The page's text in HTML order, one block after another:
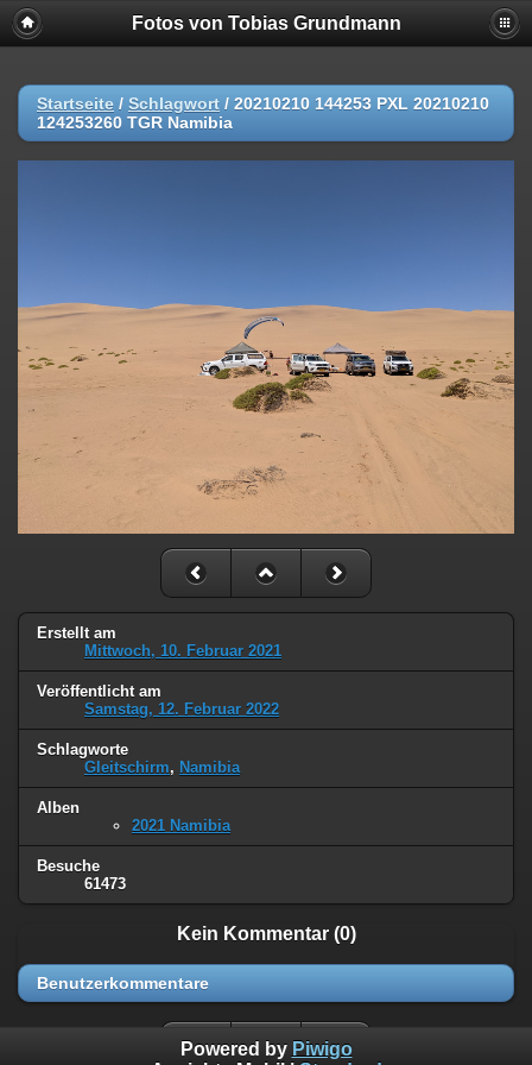
Fotos von Tobias Grundmann
Startseite / Schlagwort / 20210210 144253 PXL 20210210
124253260 TGR Namibia
Erstellt am
Mittwoch, 10. Februar 2021
Veröffentlicht am
Samstag, 12. Februar 2022
Schlagworte
Gleitschirm, Namibia
Alben
2021 Namibia
Besuche
61473
Kein Kommentar (0)
Benutzerkommentare
Powered by Piwigo